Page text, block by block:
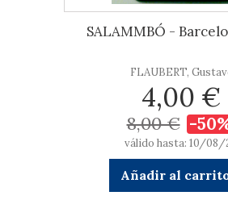
SALAMMBÓ -
FLAUBERT,
4,00 €
8,00 € -
válido hasta: 10/08/
Añadir al